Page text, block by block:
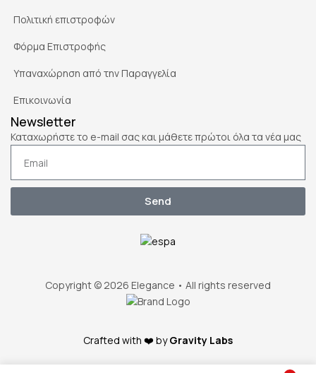
Πολιτική επιστροφών
Φόρμα Επιστροφής
Υπαναχώρηση από την Παραγγελία
Επικοινωνία
Newsletter
Καταχωρήστε το e-mail σας και μάθετε πρώτοι όλα τα νέα μας
Send
Copyright © 2026 Elegance • All rights reserved
Crafted with ❤️ byGravity Labs